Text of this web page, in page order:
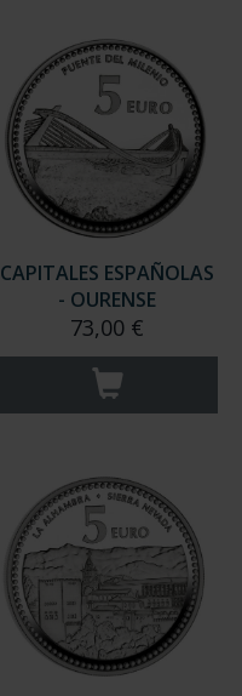
CAPITALES ESPAÑOLAS
- OURENSE
73,00 €